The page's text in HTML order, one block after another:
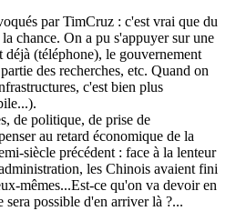
par TimCruz : c'est vrai que du
chance. On a pu s'appuyer sur une
(téléphone), le gouvernement
des recherches, etc. Quand on
c'est bien plus
de politique, de prise de
au retard économique de la
siècle précédent : face à la lenteur
les Chinois avaient fini
mêmes...Est-ce qu'on va devoir en
sera possible d'en arriver là ?...